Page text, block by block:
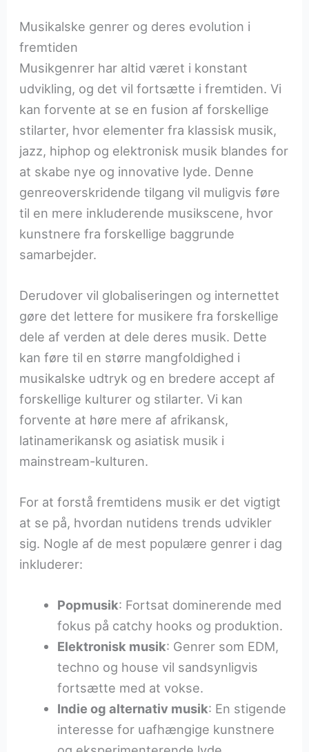
Musikalske genrer og deres evolution i
fremtiden
Musikgenrer har altid været i konstant
udvikling, og det vil fortsætte i fremtiden. Vi
kan forvente at se en fusion af forskellige
stilarter, hvor elementer fra klassisk musik,
jazz, hiphop og elektronisk musik blandes for
at skabe nye og innovative lyde. Denne
genreoverskridende tilgang vil muligvis føre
til en mere inkluderende musikscene, hvor
kunstnere fra forskellige baggrunde
samarbejder.
Derudover vil globaliseringen og internettet
gøre det lettere for musikere fra forskellige
dele af verden at dele deres musik. Dette
kan føre til en større mangfoldighed i
musikalske udtryk og en bredere accept af
forskellige kulturer og stilarter. Vi kan
forvente at høre mere af afrikansk,
latinamerikansk og asiatisk musik i
mainstream-kulturen.
For at forstå fremtidens musik er det vigtigt
at se på, hvordan nutidens trends udvikler
sig. Nogle af de mest populære genrer i dag
inkluderer:
Popmusik: Fortsat dominerende med
fokus på catchy hooks og produktion.
Elektronisk musik: Genrer som EDM,
techno og house vil sandsynligvis
fortsætte med at vokse.
Indie og alternativ musik: En stigende
interesse for uafhængige kunstnere